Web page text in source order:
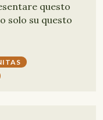
questo
solo su questo